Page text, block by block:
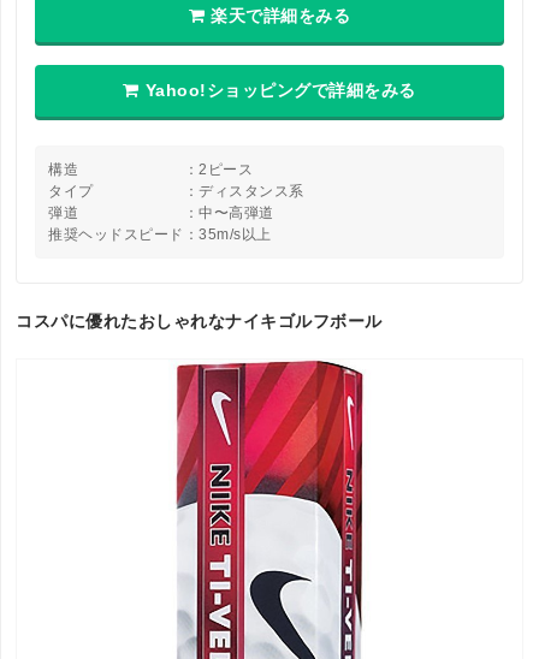
楽天で詳細をみる
Yahoo!ショッピングで詳細をみる
構造 ：2ピース
タイプ ：ディスタンス系
弾道 ：中〜高弾道
推奨ヘッドスピード：35m/s以上
コスパに優れたおしゃれなナイキゴルフボール